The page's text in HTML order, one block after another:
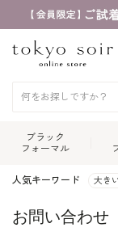
ブラック
フォーマル
人気キーワード 大き
お問い合わせ